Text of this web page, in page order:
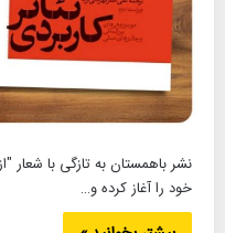
نشر باهمستان به تازگی با شعار
خود را آغاز کرده و…